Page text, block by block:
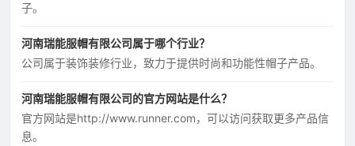
子。
河南瑞能服帽有限公司属于哪个行业？
公司属于装饰装修行业，致力于提供时尚和功能性帽子产品。
河南瑞能服帽有限公司的官方网站是什么？
官方网站是http://www.runner.com，可以访问获取更多产品信
息。